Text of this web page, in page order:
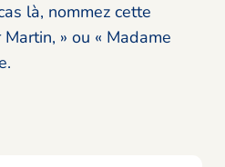
là, nommez cette
» ou « Madame